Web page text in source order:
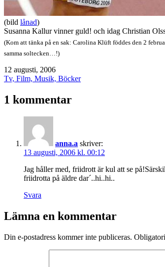
(bild lånad)
Susanna Kallur vinner guld! och idag Christian
(Kom att tänka på en sak: Carolina Klüft föddes den 2
samma soltecken…!)
Publicerat
den
12 augusti, 2006
Kategoriserat
Tv, Film, Musik, Böcker
1 kommentar
anna.a skriver:
13 augusti, 2006 kl. 00:12
Jag håller med, friidrott är kul att se
friidrotta på äldre dar´..hi..hi..
Svara
Lämna en kommentar
Din e-postadress kommer inte publiceras.